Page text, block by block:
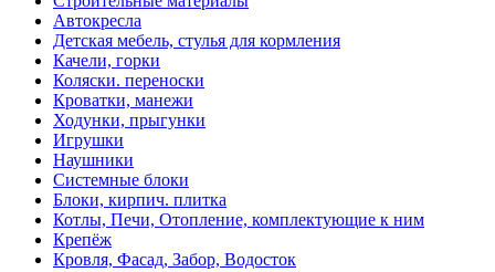
Автокресла
Детская мебель, стулья для кормления
Качели, горки
Коляски. переноски
Кроватки, манежи
Ходунки, прыгунки
Игрушки
Наушники
Системные блоки
Блоки, кирпич. плитка
Котлы, Печи, Отопление, комплектующие к ним
Крепёж
Кровля, Фасад, Забор, Водосток